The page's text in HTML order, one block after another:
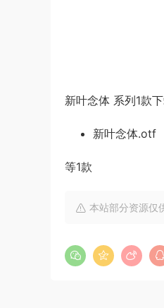
新叶念体 系列1款
新叶念体.otf
等1款
本站部分资源仅